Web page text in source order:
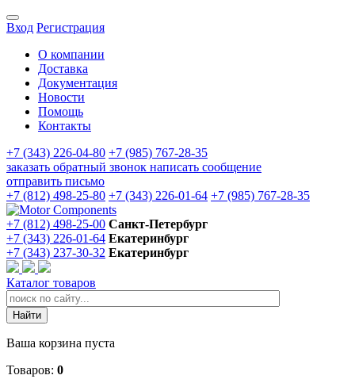
Вход Регистрация
О компании
Доставка
Документация
Новости
Помощь
Контакты
+7 (343) 226-04-80 +7 (985) 767-28-35
заказать обратный звонок написать сообщение
отправить письмо
+7 (812) 498-25-80 +7 (343) 226-01-64 +7 (985) 767-28-35
+7 (812) 498-25-00 Санкт-Петербург
+7 (343) 226-01-64 Екатеринбург
+7 (343) 237-30-32 Екатеринбург
Каталог товаров
Ваша корзина пуста
Товаров: 0